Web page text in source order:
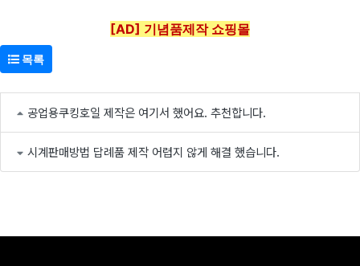
[AD] 기념품제작 쇼핑몰
목록
공업용쿠킹호일 제작은 여기서 했어요. 추천합니다.
시계판매방법 답례품 제작 어렵지 않게 해결 했습니다.